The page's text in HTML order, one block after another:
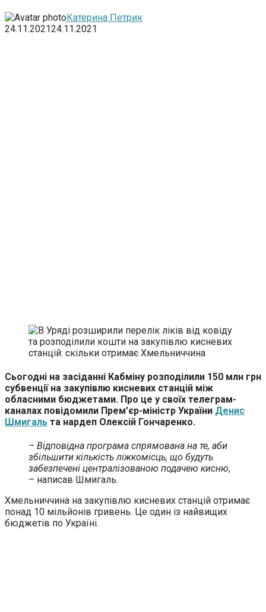
Катерина Петрик
24.11.202124.11.2021
Сьогодні на засіданні Кабміну розподілили 150 млн грн
субвенції на закупівлю кисневих станцій між
обласними бюджетами. Про це у своїх телеграм-
каналах повідомили Прем’єр-міністр України Денис
Шмигаль та нардеп Олексій Гончаренко.
– Відповідна програма спрямована на те, аби
збільшити кількість ліжкомісць, що будуть
забезпечені централізованою подачею кисню,
– написав Шмигаль.
Хмельниччина на закупівлю кисневих станцій отримає
понад 10 мільйонів гривень. Це один із найвищих
бюджетів по Україні.